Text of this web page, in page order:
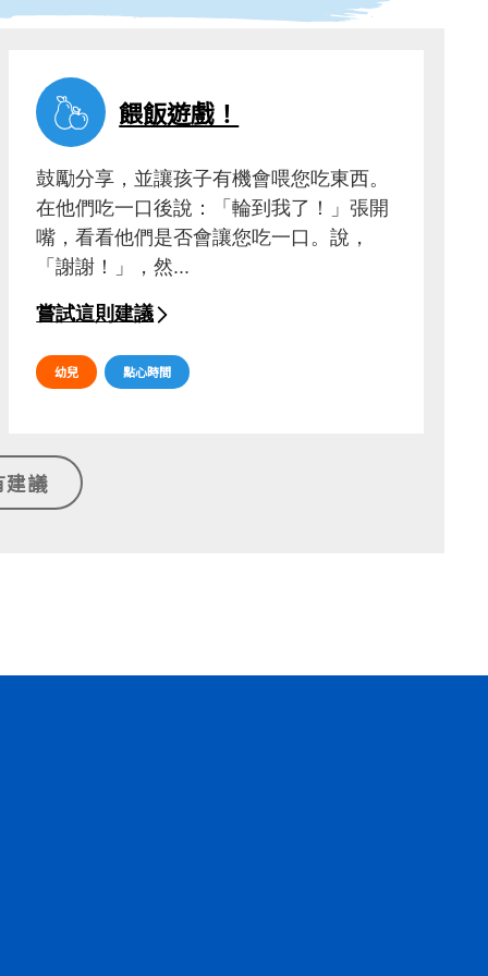
餵飯遊戲！
鼓勵分享，並讓孩子有機會喂您吃東西。
在他們吃一口後說：「輪到我了！」張開
嘴，看看他們是否會讓您吃一口。說，
「謝謝！」，然...
嘗試這則建議
幼兒 點心時間
建議